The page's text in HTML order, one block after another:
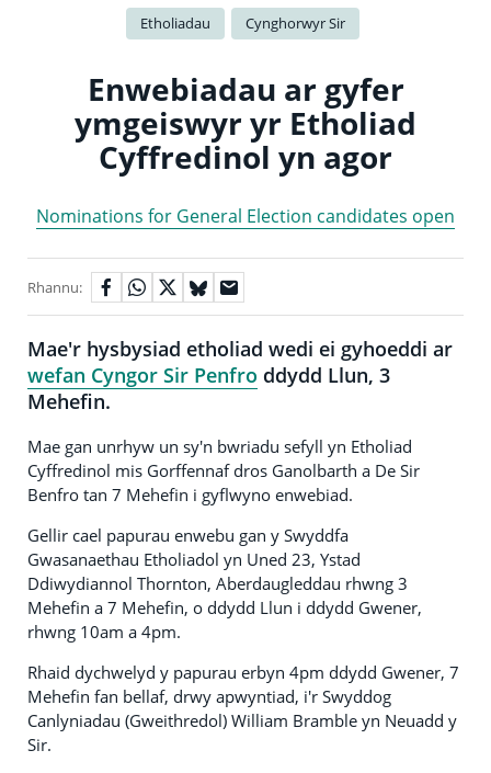
Etholiadau Cynghorwyr Sir
Enwebiadau ar gyfer
ymgeiswyr yr Etholiad
Cyffredinol yn agor
Nominations for General Election candidates open
Rhannu:
Mae'r hysbysiad etholiad wedi ei gyhoeddi ar
wefan Cyngor Sir Penfro ddydd Llun, 3
Mehefin.
Mae gan unrhyw un sy'n bwriadu sefyll yn Etholiad
Cyffredinol mis Gorffennaf dros Ganolbarth a De Sir
Benfro tan 7 Mehefin i gyflwyno enwebiad.
Gellir cael papurau enwebu gan y Swyddfa
Gwasanaethau Etholiadol yn Uned 23, Ystad
Ddiwydiannol Thornton, Aberdaugleddau rhwng 3
Mehefin a 7 Mehefin, o ddydd Llun i ddydd Gwener,
rhwng 10am a 4pm.
Rhaid dychwelyd y papurau erbyn 4pm ddydd Gwener, 7
Mehefin fan bellaf, drwy apwyntiad, i'r Swyddog
Canlyniadau (Gweithredol) William Bramble yn Neuadd y
Sir.